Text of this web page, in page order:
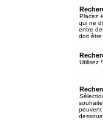
Placez +
qui ne
entre
doit être
Utilisez
peuvent
dessous